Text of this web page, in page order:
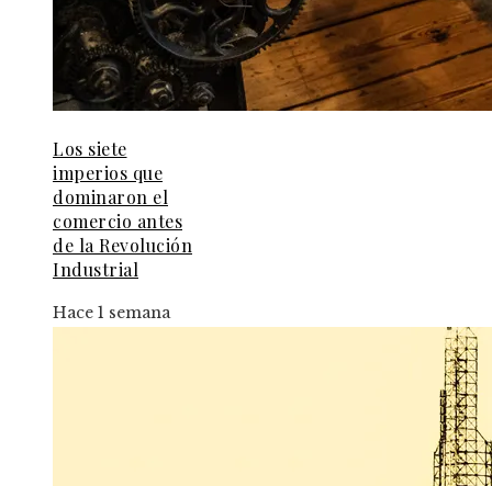
Los siete
imperios que
dominaron el
comercio antes
de la Revolución
Industrial
Hace 1 semana